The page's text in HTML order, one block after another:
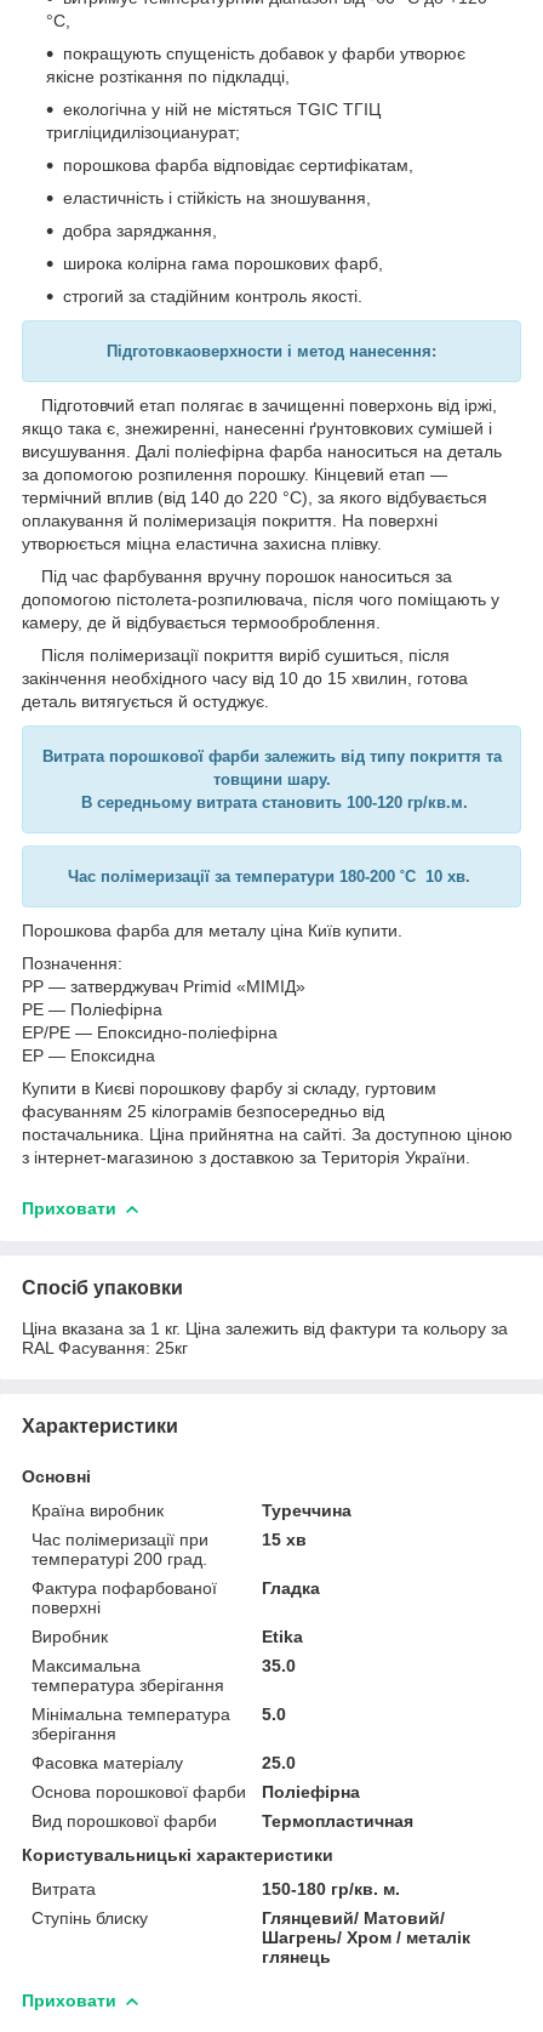
°C,
покращують спущеність добавок у фарби утворює
якісне розтікання по підкладці,
екологічна у ній не містяться TGIC ТГІЦ
тригліцидилізоцианурат;
порошкова фарба відповідає сертифікатам,
еластичність і стійкість на зношування,
добра заряджання,
широка колірна гама порошкових фарб,
строгий за стадійним контроль якості.
Підготовкаоверхности і метод нанесення:
Підготовчий етап полягає в зачищенні поверхонь від іржі,
якщо така є, знежиренні, нанесенні ґрунтовкових сумішей і
висушування. Далі поліефірна фарба наноситься на деталь
за допомогою розпилення порошку. Кінцевий етап —
термічний вплив (від 140 до 220 °C), за якого відбувається
оплакування й полімеризація покриття. На поверхні
утворюється міцна еластична захисна плівку.
Під час фарбування вручну порошок наноситься за
допомогою пістолета-розпилювача, після чого поміщають у
камеру, де й відбувається термооброблення.
Після полімеризації покриття виріб сушиться, після
закінчення необхідного часу від 10 до 15 хвилин, готова
деталь витягується й остуджує.
Витрата порошкової фарби залежить від типу покриття та
товщини шару.
В середньому витрата становить 100-120 гр/кв.м.
Час полімеризації за температури 180-200 ˚C 10 хв.
Порошкова фарба для металу ціна Київ купити.
Позначення:
PP — затверджувач Primid «МІМІД»
PE — Поліефірна
ЕР/РЕ — Епоксидно-поліефірна
ЕР — Епоксидна
Купити в Києві порошкову фарбу зі складу, гуртовим
фасуванням 25 кілограмів безпосередньо від
постачальника. Ціна прийнятна на сайті. За доступною ціною
з інтернет-магазиною з доставкою за Територія України.
Приховати
Спосіб упаковки
Ціна вказана за 1 кг. Ціна залежить від фактури та кольору за
RAL Фасування: 25кг
Характеристики
Основні
Країна виробник
Туреччина
Час полімеризації при
температурі 200 град.
15 хв
Фактура пофарбованої
поверхні
Гладка
Виробник
Etika
Максимальна
температура зберігання
35.0
Мінімальна температура
зберігання
5.0
Фасовка матеріалу
25.0
Основа порошкової фарби
Поліефірна
Вид порошкової фарби
Термопластичная
Користувальницькі характеристики
Витрата
150-180 гр/кв. м.
Ступінь блиску
Глянцевий/ Матовий/
Шагрень/ Хром / металік
глянець
Приховати